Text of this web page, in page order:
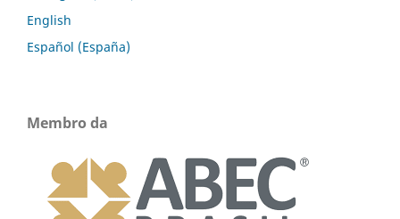
English
Español (España)
Membro da